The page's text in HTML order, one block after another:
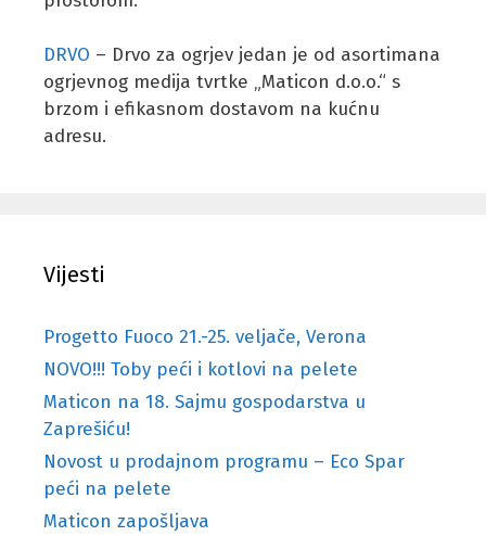
DRVO – Drvo za ogrjev jedan je od asortimana
ogrjevnog medija tvrtke „Maticon d.o.o.“ s
brzom i efikasnom dostavom na kućnu
adresu.
Vijesti
Progetto Fuoco 21.-25. veljače, Verona
NOVO!!! Toby peći i kotlovi na pelete
Maticon na 18. Sajmu gospodarstva u
Zaprešiću!
Novost u prodajnom programu – Eco Spar
peći na pelete
Maticon zapošljava